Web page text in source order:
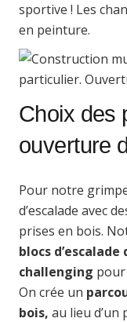
sportive ! Les
en peinture.
Choix des
ouverture
Pour notre
d’escalade avec
prises en bois.
blocs
challenging pour
On crée un
bois, au lieu d’un